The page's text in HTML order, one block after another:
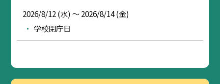
2026/8/12 (水) ～ 2026/8/14 (金)
学校閉庁日